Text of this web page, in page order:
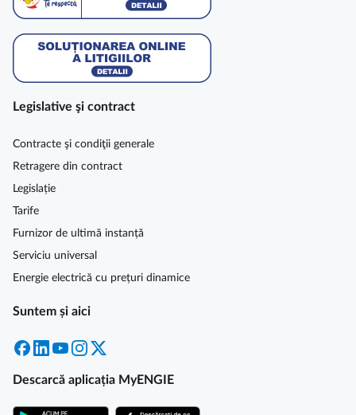
Legislative şi contract
Contracte şi condiţii generale
Retragere din contract
Legislație
Tarife
Furnizor de ultimă instanță
Serviciu universal
Energie electrică cu prețuri dinamice
Suntem și aici
Facebook
LinkedInYouTubeInstagram
Descarcă aplicația MyENGIE